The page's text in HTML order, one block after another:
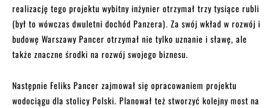
realizację tego projektu wybitny inżynier otrzymał trzy tysiące rubli
(był to wówczas dwuletni dochód Panzera). Za swój wkład w rozwój i
budowę Warszawy Pancer otrzymał nie tylko uznanie i sławę, ale
także znaczne środki na rozwój swojego biznesu.
Następnie Feliks Pancer zajmował się opracowaniem projektu
wodociągu dla stolicy Polski. Planował też stworzyć kolejny most na